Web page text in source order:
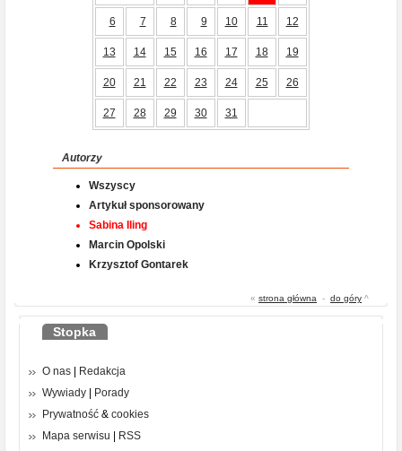
6 7 8 9 10 11 12
13 14 15 16 17 18 19
20 21 22 23 24 25 26
27 28 29 30 31
Autorzy
Wszyscy
Artykuł sponsorowany
Sabina Iling
Marcin Opolski
Krzysztof Gontarek
« strona główna - do góry ^
Stopka
O nas
Redakcja
Wywiady
Porady
Prywatność & cookies
Mapa serwisu
RSS